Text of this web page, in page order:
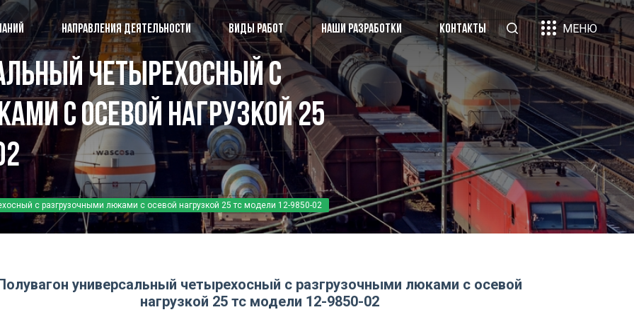
НАПРАВЛЕНИЯ ДЕЯТЕЛЬНОСТИ ВИДЫ РАБОТ НАШИ РАЗРАБОТКИ КОНТАКТЫ МЕНЮ
О группе компаний
Направления деятельности
Виды работ
Наши разработки
Аккредитация и лицензии
ПК «Вагон-груз»
Сборники научных трудов
Публикации
Наши партнеры
Контакты
четырехосный с
с осевой нагрузкой 25
с разгрузочными люками с осевой нагрузкой 25 тс модели 12-9850-02
универсальный четырехосный с разгрузочными люками с осевой
нагрузкой 25 тс модели 12-9850-02